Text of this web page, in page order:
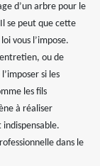
d’un arbre pour le
se peut que cette
vous l’impose.
entretien, ou de
si les
les fils
à réaliser
indispensable.
dans le